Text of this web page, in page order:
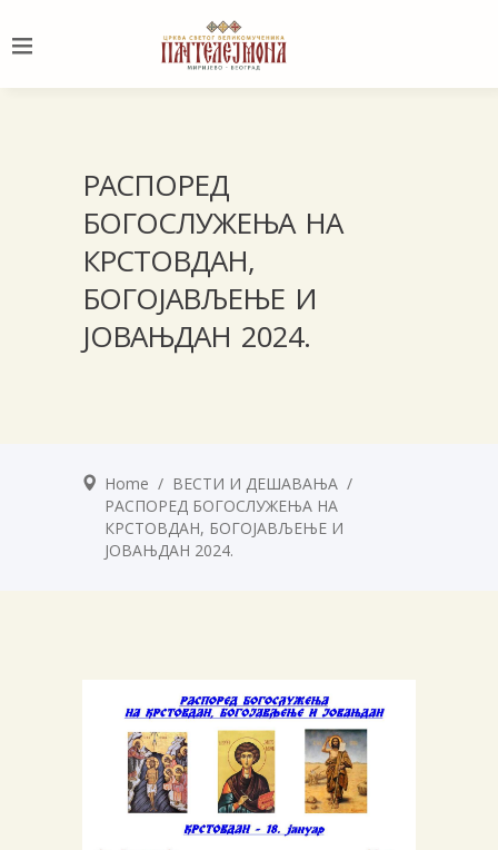
РАСПОРЕД
БОГОСЛУЖЕЊА НА
КРСТОВДАН,
БОГОЈАВЉЕЊЕ И
ЈОВАЊДАН 2024.
Home / ВЕСТИ И ДЕШАВАЊА /
РАСПОРЕД БОГОСЛУЖЕЊА НА
КРСТОВДАН, БОГОЈАВЉЕЊЕ И
ЈОВАЊДАН 2024.